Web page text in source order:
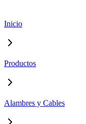
Inicio
Productos
Alambres y Cables